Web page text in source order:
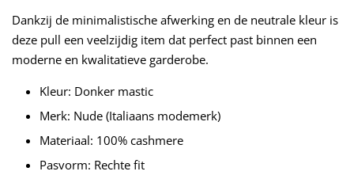
Dankzij de minimalistische afwerking en de neutrale kleur is
deze pull een veelzijdig item dat perfect past binnen een
moderne en kwalitatieve garderobe.
Kleur: Donker mastic
Merk: Nude (Italiaans modemerk)
Materiaal: 100% cashmere
Pasvorm: Rechte fit